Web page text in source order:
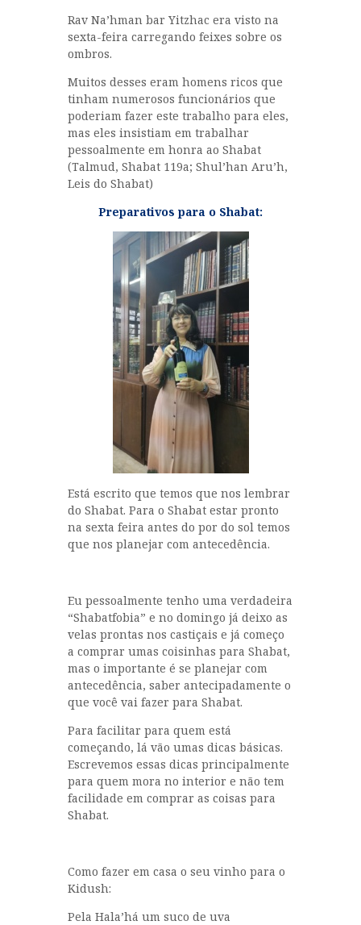
Rav Na’hman bar Yitzhac era visto na
sexta-feira carregando feixes sobre os
ombros.
Muitos desses eram homens ricos que
tinham numerosos funcionários que
poderiam fazer este trabalho para eles,
mas eles insistiam em trabalhar
pessoalmente em honra ao Shabat
(Talmud, Shabat 119a; Shul’han Aru’h,
Leis do Shabat)
Preparativos para o Shabat:
Está escrito que temos que nos lembrar
do Shabat. Para o Shabat estar pronto
na sexta feira antes do por do sol temos
que nos planejar com antecedência.
Eu pessoalmente tenho uma verdadeira
“Shabatfobia” e no domingo já deixo as
velas prontas nos castiçais e já começo
a comprar umas coisinhas para Shabat,
mas o importante é se planejar com
antecedência, saber antecipadamente o
que você vai fazer para Shabat.
Para facilitar para quem está
começando, lá vão umas dicas básicas.
Escrevemos essas dicas principalmente
para quem mora no interior e não tem
facilidade em comprar as coisas para
Shabat.
Como fazer em casa o seu vinho para o
Kidush:
Pela Hala’há um suco de uva